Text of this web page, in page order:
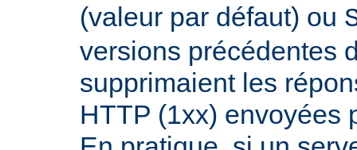
(valeur par défaut) ou
versions précédentes
supprimaient les
HTTP (1xx) envoyées